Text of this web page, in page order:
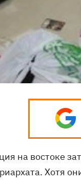
на востоке
Хотя